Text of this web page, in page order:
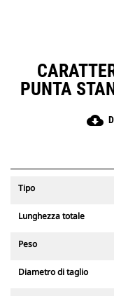
PUNTA
cloud_download
Tipo
Lunghezza totale
Peso
Diametro di taglio